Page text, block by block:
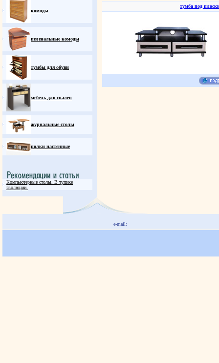
комоды
пеленальные комоды
тумбы для обуви
мебель для спален
журнальные столы
полки настенные
Компьютерные столы. В тупике
эволюции.
тумба под
e-mail: